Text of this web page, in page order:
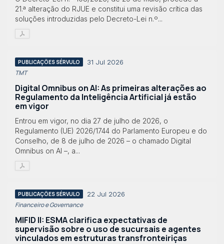
21.ª alteração do RJUE e constitui uma revisão crítica das
soluções introduzidas pelo Decreto-Lei n.º...
PUBLICAÇÕES SÉRVULO 31 Jul 2026
TMT
Digital Omnibus on AI: As primeiras alterações ao
Regulamento da Inteligência Artificial já estão
em vigor
Entrou em vigor, no dia 27 de julho de 2026, o
Regulamento (UE) 2026/1744 do Parlamento Europeu e do
Conselho, de 8 de julho de 2026 – o chamado Digital
Omnibus on AI –, a...
PUBLICAÇÕES SÉRVULO 22 Jul 2026
Financeiro e Governance
MIFID II: ESMA clarifica expectativas de
supervisão sobre o uso de sucursais e agentes
vinculados em estruturas transfronteiriças